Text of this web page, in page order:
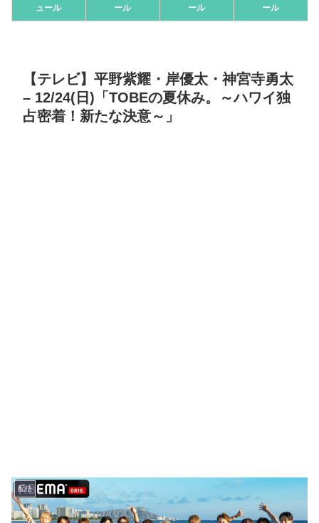
ュール
ール
ール
ール
【テレビ】平野紫耀・岸優太・神宮寺勇太
– 12/24(日)「TOBEの夏休み。～ハワイ独
占密着！新たな決意～」
配信